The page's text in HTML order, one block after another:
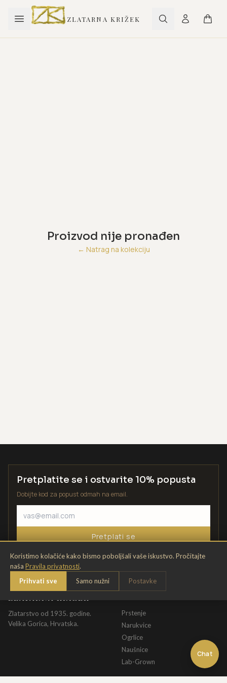
ZLATARNA KRIŽEK
Proizvod nije pronađen
← Natrag na kolekciju
Chat
Koristimo kolačiće kako bismo poboljšali vaše iskustvo. Pročitajte
naša Pravila privatnosti.
Prihvati sve
Samo nužni Postavke
Pretplatite se i ostvarite 10% popusta
Dobijte kod za popust odmah na email.
Pretplati se
Zlatarstvo od 1935. godine.
Velika Gorica, Hrvatska.
Prstenje
Narukvice
Ogrlice
Naušnice
Lab-Grown